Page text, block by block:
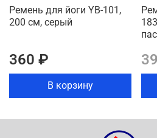
Ремень для йоги YB-101,
200 см, серый
360 ₽
В корзину